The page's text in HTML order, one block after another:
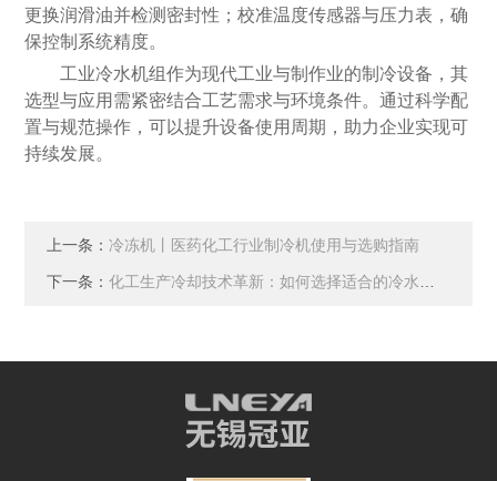
更换润滑油并检测密封性；校准温度传感器与压力表，确
保控制系统精度。
工业冷水机组作为现代工业与制作业的制冷设备，其
选型与应用需紧密结合工艺需求与环境条件。通过科学配
置与规范操作，可以提升设备使用周期，助力企业实现可
持续发展。
上一条：冷冻机丨医药化工行业制冷机使用与选购指南
下一条：化工生产冷却技术革新：如何选择适合的冷水机组运行